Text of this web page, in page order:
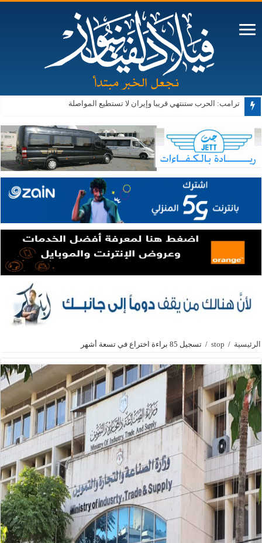
ترامب: الحرب ستنتهي قريبا وإيران لا تستطيع المواصلة
النفط يرتفع وسط مخاوف بشأن مقترحات إعادة فتح مضيق هرمز
الرئيسية /
stop
/ تسجيل 85 براءة اختراع في تسعة أشهر